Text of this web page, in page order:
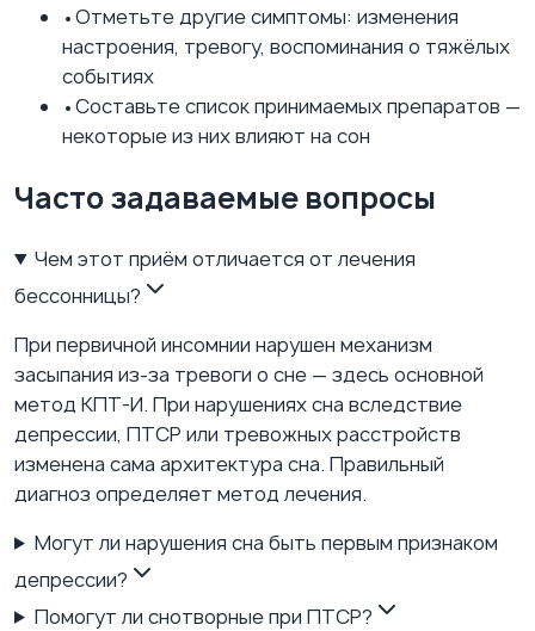
•Отметьте другие симптомы: изменения
настроения, тревогу, воспоминания о тяжёлых
событиях
•Составьте список принимаемых препаратов —
некоторые из них влияют на сон
Часто задаваемые вопросы
Чем этот приём отличается от лечения
бессонницы?
При первичной инсомнии нарушен механизм
засыпания из-за тревоги о сне — здесь основной
метод КПТ-И. При нарушениях сна вследствие
депрессии, ПТСР или тревожных расстройств
изменена сама архитектура сна. Правильный
диагноз определяет метод лечения.
Могут ли нарушения сна быть первым признаком
депрессии?
Помогут ли снотворные при ПТСР?